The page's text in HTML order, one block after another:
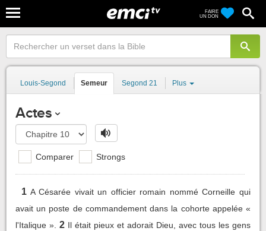
FAIRE
UN DON
Louis-Segond Semeur Segond 21 Plus
Actes
Comparer Strongs
1 A Césarée vivait un officier romain nommé Corneille qui
avait un poste de commandement dans la cohorte appelée «
l'Italique ». 2 Il était pieux et adorait Dieu, avec tous les gens